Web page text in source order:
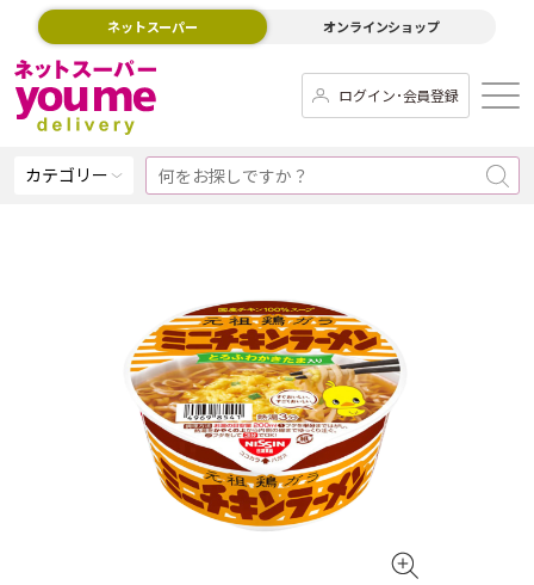
ネットスーパー オンラインショップ
ログイン･会員登録
カテゴリー